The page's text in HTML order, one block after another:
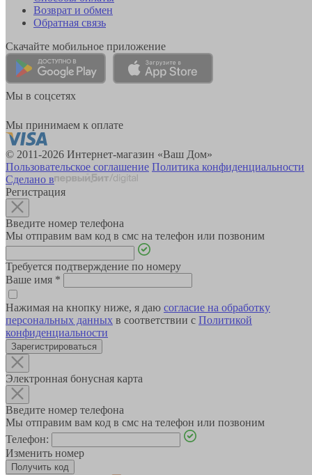
Возврат и обмен
Обратная связь
Скачайте мобильное приложение
Мы в соцсетях
Мы принимаем к оплате
© 2011-2026 Интернет-магазин «Ваш Дом»
Пользовательское соглашение Политика конфиденциальности
Сделано в
Регистрация
Введите номер телефона
Мы отправим вам код в смс на телефон или позвоним
Требуется подтверждение по номеру
Ваше имя *
Нажимая на кнопку ниже, я даю согласие на обработку
персональных данных в соответствии с Политикой
конфиденциальности
Зарегистрироваться
Электронная бонусная карта
Введите номер телефона
Мы отправим вам код в смс на телефон или позвоним
Телефон:
Изменить номер